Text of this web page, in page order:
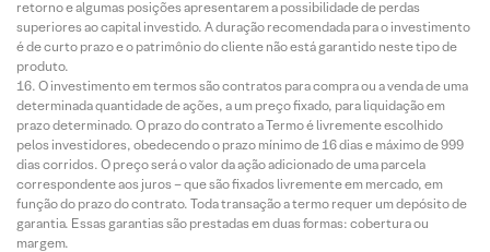
retorno e algumas posições apresentarem a possibilidade de perdas
superiores ao capital investido. A duração recomendada para o investimento
é de curto prazo e o patrimônio do cliente não está garantido neste tipo de
produto.
O investimento em termos são contratos para compra ou a venda de uma
determinada quantidade de ações, a um preço fixado, para liquidação em
prazo determinado. O prazo do contrato a Termo é livremente escolhido
pelos investidores, obedecendo o prazo mínimo de 16 dias e máximo de 999
dias corridos. O preço será o valor da ação adicionado de uma parcela
correspondente aos juros – que são fixados livremente em mercado, em
função do prazo do contrato. Toda transação a termo requer um depósito de
garantia. Essas garantias são prestadas em duas formas: cobertura ou
margem.